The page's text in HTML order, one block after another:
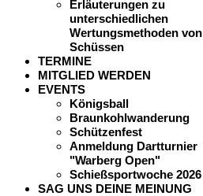
Erläuterungen zu
unterschiedlichen
Wertungsmethoden von
Schüssen
TERMINE
MITGLIED WERDEN
EVENTS
Königsball
Braunkohlwanderung
Schützenfest
Anmeldung Dartturnier
"Warberg Open"
Schießsportwoche 2026
SAG UNS DEINE MEINUNG